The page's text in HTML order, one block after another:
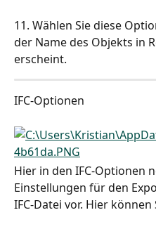
11. Wählen Sie diese
der Name des Objekts in
erscheint.
IFC-Optionen
Hier in den IFC-Optionen
Einstellungen für den
IFC-Datei vor. Hier können